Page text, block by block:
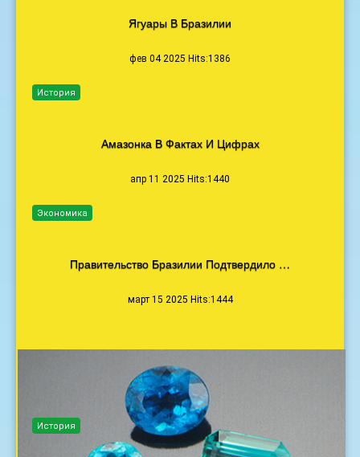
Ягуары В Бразилии
фев 04 2025 Hits:1386
Амазонка В Фактах И Цифрах
апр 11 2025 Hits:1440
История
Правительство Бразилии Подтвердило …
март 15 2025 Hits:1444
Экономика
История